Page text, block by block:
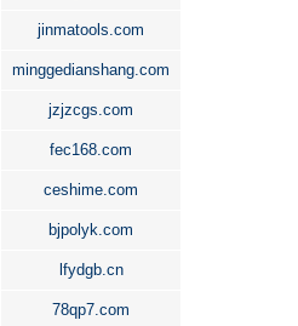
jinmatools.com
minggedianshang.com
jzjzcgs.com
fec168.com
ceshime.com
bjpolyk.com
lfydgb.cn
78qp7.com